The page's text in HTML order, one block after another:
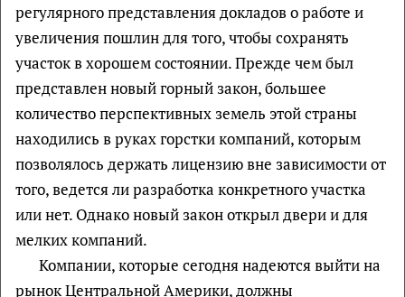
регулярного представления докладов о работе и
увеличения пошлин для того, чтобы сохранять
участок в хорошем состоянии. Прежде чем был
представлен новый горный закон, большее
количество перспективных земель этой страны
находились в руках горстки компаний, которым
позволялось держать лицензию вне зависимости от
того, ведется ли разработка конкретного участка
или нет. Однако новый закон открыл двери и для
мелких компаний.
Компании, которые сегодня надеются выйти на
рынок Центральной Америки, должны